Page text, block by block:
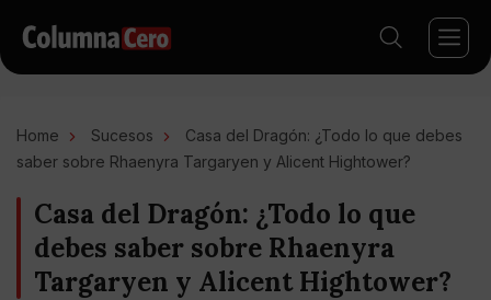
Home Sucesos
Casa del Dragón: ¿Todo lo que debes
saber sobre Rhaenyra Targaryen y Alicent Hightower?
Casa del Dragón: ¿Todo lo que
debes saber sobre Rhaenyra
Targaryen y Alicent Hightower?